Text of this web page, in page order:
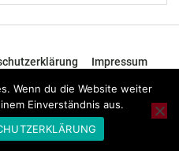
Impressum
aus Österreich und der
Welt.
Wenn du die Website weiter
Einverständnis aus.